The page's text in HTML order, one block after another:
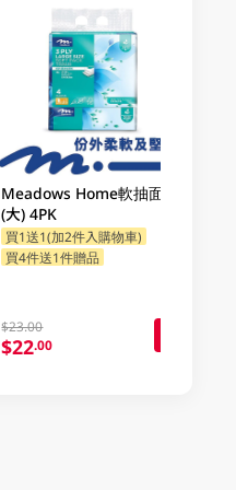
Meadows Home軟抽面紙
(大) 4PK
買1送1(加2件入購物車)
買4件送1件贈品
$23.00
$22.00